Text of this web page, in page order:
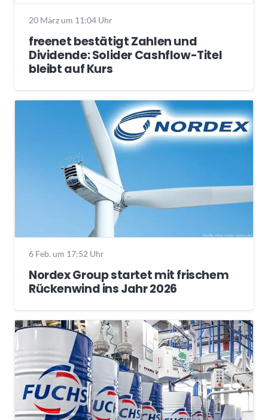
20 März um 11:04 Uhr
freenet bestätigt Zahlen und
Dividende: Solider Cashflow-Titel
bleibt auf Kurs
6 Feb. um 17:52 Uhr
Nordex Group startet mit frischem
Rückenwind ins Jahr 2026